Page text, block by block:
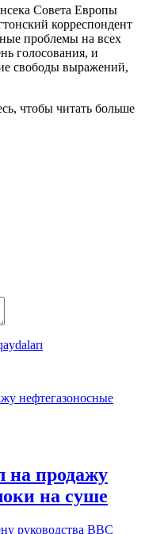
Совета Европы
корреспондент
проблемы на всех
голосования, и
свободы выражений,
чтобы читать больше
на продажу
на суше